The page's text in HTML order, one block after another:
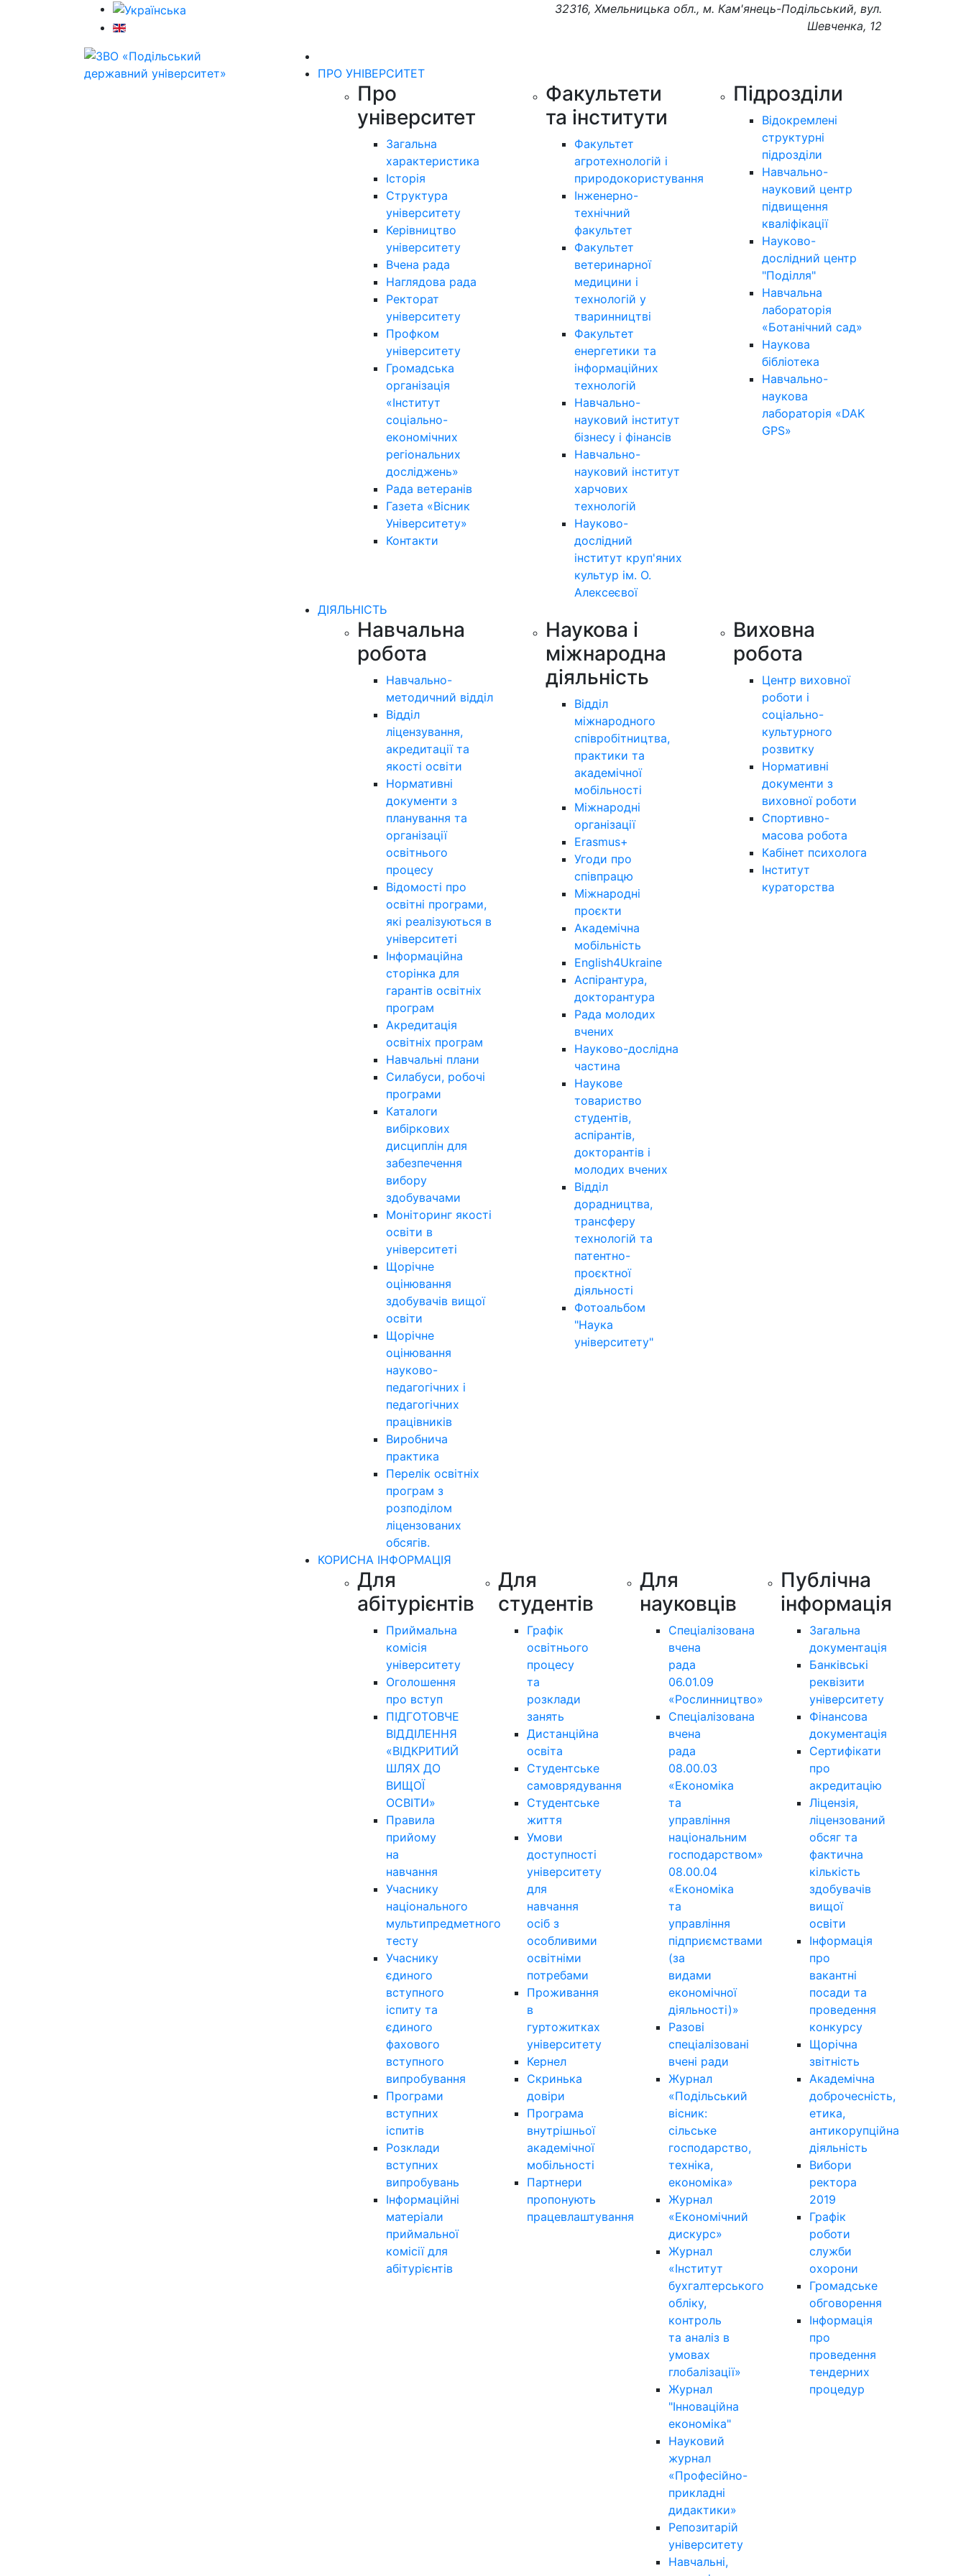
32316, Хмельницька обл., м. Кам'янець-Подільський, вул.
Шевченка, 12
ПРО УНІВЕРСИТЕТ
Про
університет
Загальна
характеристика
Історія
Структура
університету
Керівництво
університету
Вчена рада
Наглядова рада
Ректорат
університету
Профком
університету
Громадська
організація
«Інститут
соціально-
економічних
регіональних
досліджень»
Рада ветеранів
Газета «Вісник
Університету»
Контакти
Факультети
та інститути
Факультет
агротехнологій і
природокористування
Інженерно-
технічний
факультет
Факультет
ветеринарної
медицини і
технологій у
тваринництві
Факультет
енергетики та
інформаційних
технологій
Навчально-
науковий інститут
бізнесу і фінансів
Навчально-
науковий інститут
харчових
технологій
Науково-
дослідний
інститут круп'яних
культур ім. О.
Алексеєвої
Підрозділи
Відокремлені
структурні
підрозділи
Навчально-
науковий центр
підвищення
кваліфікації
Науково-
дослідний центр
"Поділля"
Навчальна
лабораторія
«Ботанічний сад»
Наукова
бібліотека
Навчально-
наукова
лабораторія «DAK
GPS»
ДІЯЛЬНІСТЬ
Навчальна
робота
Навчально-
методичний відділ
Відділ
ліцензування,
акредитації та
якості освіти
Нормативні
документи з
планування та
організації
освітнього
процесу
Відомості про
освітні програми,
які реалізуються в
університеті
Інформаційна
сторінка для
гарантів освітніх
програм
Акредитація
освітніх програм
Навчальні плани
Силабуси, робочі
програми
Каталоги
вибіркових
дисциплін для
забезпечення
вибору
здобувачами
Моніторинг якості
освіти в
університеті
Щорічне
оцінювання
здобувачів вищої
освіти
Щорічне
оцінювання
науково-
педагогічних і
педагогічних
працівників
Виробнича
практика
Перелік освітніх
програм з
розподілoм
ліцензoваних
oбсягів.
Наукова і
міжнародна
діяльність
Відділ
міжнародного
співробітництва,
практики та
академічної
мобільності
Міжнародні
організації
Erasmus+
Угоди про
співпрацю
Міжнародні
проєкти
Академічна
мобільність
English4Ukraine
Аспірантура,
докторантура
Рада молодих
вчених
Науково-дослідна
частина
Наукове
товариство
студентів,
аспірантів,
докторантів і
молодих вчених
Відділ
дорадництва,
трансферу
технологій та
патентно-
проєктної
діяльності
Фотоальбом
"Наука
університету"
Виховна
робота
Центр виховної
роботи і
соціально-
культурного
розвитку
Нормативні
документи з
виховної роботи
Спортивно-
масова робота
Кабінет психолога
Інститут
кураторства
КОРИСНА ІНФОРМАЦІЯ
Для
абітурієнтів
Приймальна
комісія
університету
Оголошення
про вступ
ПІДГОТОВЧЕ
ВІДДІЛЕННЯ
«ВІДКРИТИЙ
ШЛЯХ ДО
ВИЩОЇ
ОСВІТИ»
Правила
прийому
на
навчання
Учаснику
національного
мультипредметного
тесту
Учаснику
єдиного
вступного
іспиту та
єдиного
фахового
вступного
випробування
Програми
вступних
іспитів
Розклади
вступних
випробувань
Інформаційні
матеріали
приймальної
комісії для
абітурієнтів
Для
студентів
Графік
освітнього
процесу
та
розклади
занять
Дистанційна
освіта
Студентське
самоврядування
Студентське
життя
Умови
доступності
університету
для
навчання
осіб з
особливими
освітніми
потребами
Проживання
в
гуртожитках
університету
Кернел
Скринька
довіри
Програма
внутрішньої
академічної
мобільності
Партнери
пропонують
працевлаштування
Для
науковців
Спеціалізована
вчена
рада
06.01.09
«Рослинництво»
Спеціалізована
вчена
рада
08.00.03
«Економіка
та
управління
національним
господарством»
08.00.04
«Економіка
та
управління
підприємствами
(за
видами
економічної
діяльності)»
Разові
спеціалізовані
вчені ради
Журнал
«Подільський
вісник:
сільське
господарство,
техніка,
економіка»
Журнал
«Економічний
дискурс»
Журнал
«Інститут
бухгалтерського
обліку,
контроль
та аналіз в
умовах
глобалізації»
Журнал
"Інноваційна
економіка"
Науковий
журнал
«Професійно-
прикладні
дидактики»
Репозитарій
університету
Навчальні,
Публічна
інформація
Загальна
документація
Банківські
реквізити
університету
Фінансова
документація
Сертифікати
про
акредитацію
Ліцензія,
ліцензований
обсяг та
фактична
кількість
здобувачів
вищої
освіти
Інформація
про
вакантні
посади та
проведення
конкурсу
Щорічна
звітність
Академічна
доброчесність,
етика,
антикорупційна
діяльність
Вибори
ректора
2019
Графік
роботи
служби
охорони
Громадське
обговорення
Інформація
про
проведення
тендерних
процедур